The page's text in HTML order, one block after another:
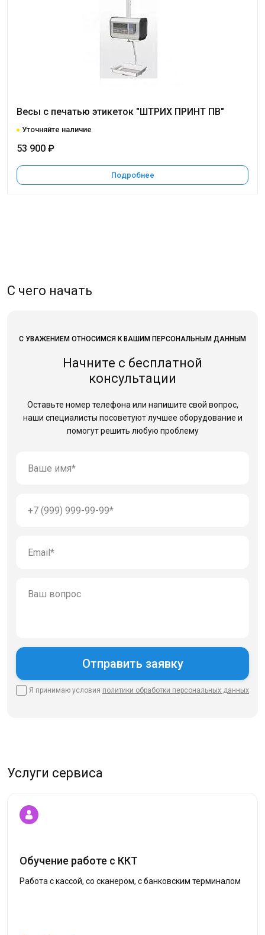
Весы с печатью этикеток "ШТРИХ ПРИНТ ПВ"
Уточняйте наличие
53 900 ₽
Подробнее
С чего начать
С УВАЖЕНИЕМ ОТНОСИМСЯ К ВАШИМ ПЕРСОНАЛЬНЫМ ДАННЫМ
Начните с бесплатной
консультации
Оставьте номер телефона или напишите свой вопрос,
наши специалисты посоветуют лучшее оборудование и
помогут решить любую проблему
Я принимаю условия политики обработки персональных данных
Услуги сервиса
Обучение работе с ККТ
Работа с кассой, со сканером, с банковским терминалом